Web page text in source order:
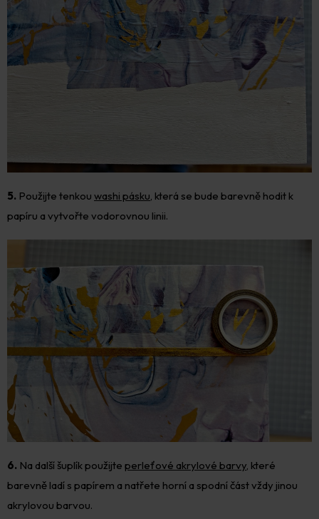
5. Použijte tenkou washi pásku , která se bude barevně hodit k
papíru a vytvořte vodorovnou linii.
6. Na další šuplík použijte perleťové akrylové barvy, které
barevně ladí s papírem a natřete horní a spodní část vždy jinou
akrylovou barvou.